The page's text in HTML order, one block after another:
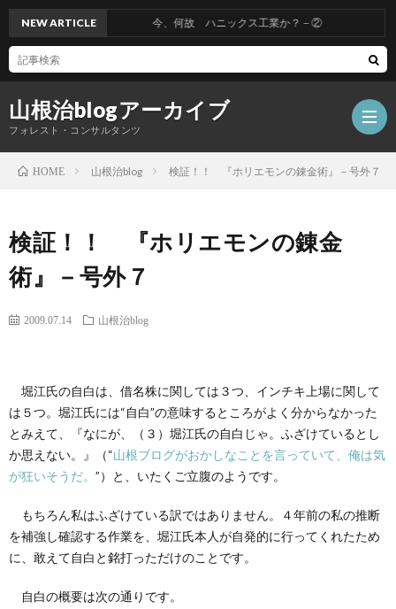
山根治blogアーカイブ
フォレスト・コンサルタンツ
る
治
blog
社
案
NEW ARTICLE 今、何故 ハニックス工業か？－②
HOME 山根治blog 検証！！ 『ホリエモンの錬金術』－号外７
検証！！ 『ホリエモンの錬金
術』－号外７
2009.07.14 山根治blog
堀江氏の自白は、借名株に関しては３つ、インチキ上場に関して
は５つ。堀江氏には“自白”の意味するところがよく分からなかった
とみえて、『なにが、（３）堀江氏の自白じゃ。ふざけているとし
か思えない。』（“山根ブログがおかしなことを言っていて、俺は気
が狂いそうだ。 ”）と、いたくご立腹のようです。
もちろん私はふざけている訳ではありません。４年前の私の推断
を補強し確認する作業を、堀江氏本人が自発的に行ってくれたため
に、敢えて自白と銘打っただけのことです。
自白の概要は次の通りです。